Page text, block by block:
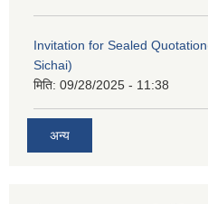
Invitation for Sealed
Sichai)
मिति: 09/28/2025 - 11:38
अन्य